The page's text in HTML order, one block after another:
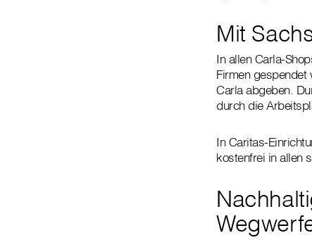
Mit
In allen Carla-
Firmen gespendet
Carla abgeben.
durch die
In Caritas-
kostenfrei in allen